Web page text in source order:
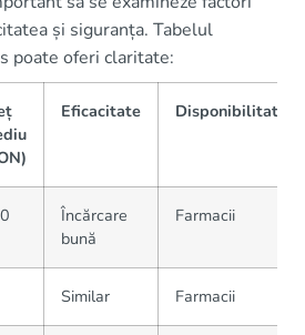
și siguranța. Tabelul
poate oferi claritate:
Eficacitate Disponibilitate
Încărcare
bună
Farmacii
Similar Farmacii